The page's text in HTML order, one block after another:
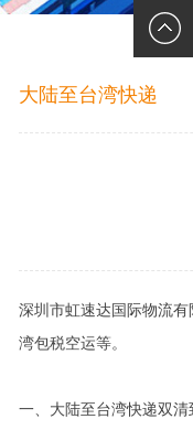
大陆至台湾快递
深圳市虹速达国际物流
湾包税空运等。
一、大陆至台湾快递双清
企業郵
箱